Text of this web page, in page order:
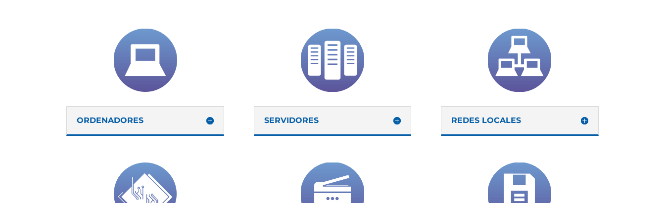
ORDENADORES SERVIDORES REDES LOCALES